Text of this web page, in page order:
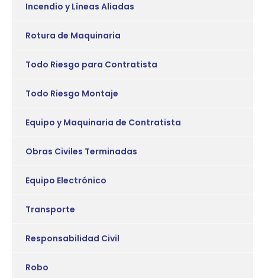
Incendio y Líneas Aliadas
Rotura de Maquinaria
Todo Riesgo para Contratista
Todo Riesgo Montaje
Equipo y Maquinaria de Contratista
Obras Civiles Terminadas
Equipo Electrónico
Transporte
Responsabilidad Civil
Robo